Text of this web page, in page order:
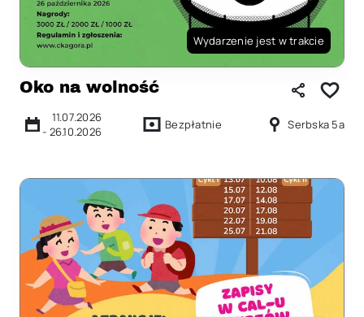
Wydarzenie jest w trakcie
Oko na wolność
11.07.2026
- 26.10.2026 Bezpłatnie Serbska 5a